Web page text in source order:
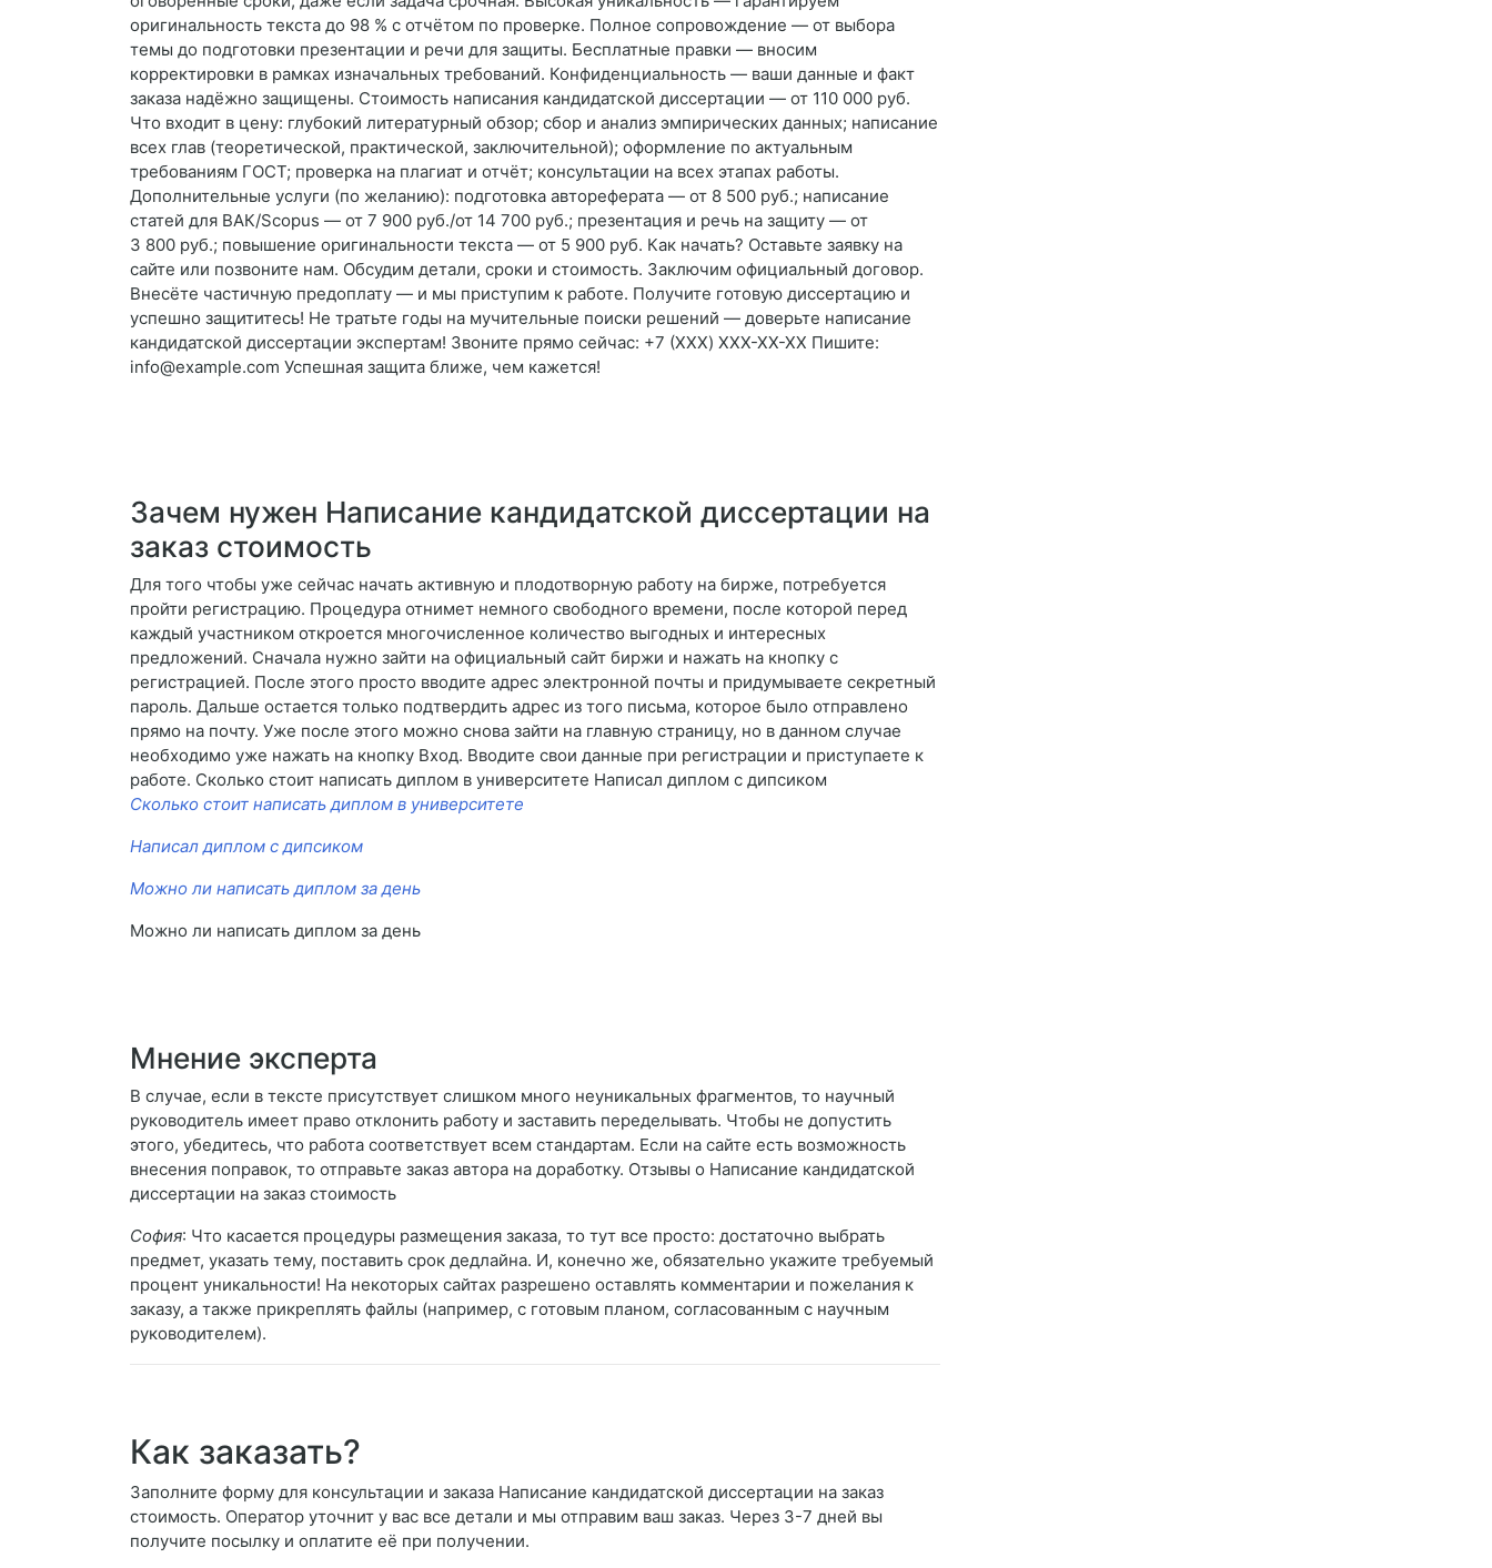
оригинальность текста до 98 % с отчётом по проверке. Полное сопровождение — от выбора
темы до подготовки презентации и речи для защиты. Бесплатные правки — вносим
корректировки в рамках изначальных требований. Конфиденциальность — ваши данные и факт
заказа надёжно защищены. Стоимость написания кандидатской диссертации — от 110 000 руб.
Что входит в цену: глубокий литературный обзор; сбор и анализ эмпирических данных; написание
всех глав (теоретической, практической, заключительной); оформление по актуальным
требованиям ГОСТ; проверка на плагиат и отчёт; консультации на всех этапах работы.
Дополнительные услуги (по желанию): подготовка автореферата — от 8 500 руб.; написание
статей для ВАК/Scopus — от 7 900 руб./от 14 700 руб.; презентация и речь на защиту — от
3 800 руб.; повышение оригинальности текста — от 5 900 руб. Как начать? Оставьте заявку на
сайте или позвоните нам. Обсудим детали, сроки и стоимость. Заключим официальный договор.
Внесёте частичную предоплату — и мы приступим к работе. Получите готовую диссертацию и
успешно защититесь! Не тратьте годы на мучительные поиски решений — доверьте написание
кандидатской диссертации экспертам! Звоните прямо сейчас: +7 (XXX) XXX-XX-XX Пишите:
info@example.com Успешная защита ближе, чем кажется!
Зачем нужен Написание кандидатской диссертации на
заказ стоимость
Для того чтобы уже сейчас начать активную и плодотворную работу на бирже, потребуется
пройти регистрацию. Процедура отнимет немного свободного времени, после которой перед
каждый участником откроется многочисленное количество выгодных и интересных
предложений. Сначала нужно зайти на официальный сайт биржи и нажать на кнопку с
регистрацией. После этого просто вводите адрес электронной почты и придумываете секретный
пароль. Дальше остается только подтвердить адрес из того письма, которое было отправлено
прямо на почту. Уже после этого можно снова зайти на главную страницу, но в данном случае
необходимо уже нажать на кнопку Вход. Вводите свои данные при регистрации и приступаете к
работе. Сколько стоит написать диплом в университете Написал диплом с дипсиком
Сколько стоит написать диплом в университете
Написал диплом с дипсиком
Можно ли написать диплом за день
Можно ли написать диплом за день
Мнение эксперта
В случае, если в тексте присутствует слишком много неуникальных фрагментов, то научный
руководитель имеет право отклонить работу и заставить переделывать. Чтобы не допустить
этого, убедитесь, что работа соответствует всем стандартам. Если на сайте есть возможность
внесения поправок, то отправьте заказ автора на доработку. Отзывы о Написание кандидатской
диссертации на заказ стоимость
София: Что касается процедуры размещения заказа, то тут все просто: достаточно выбрать
предмет, указать тему, поставить срок дедлайна. И, конечно же, обязательно укажите требуемый
процент уникальности! На некоторых сайтах разрешено оставлять комментарии и пожелания к
заказу, а также прикреплять файлы (например, с готовым планом, согласованным с научным
руководителем).
Как заказать?
Заполните форму для консультации и заказа Написание кандидатской диссертации на заказ
стоимость. Оператор уточнит у вас все детали и мы отправим ваш заказ. Через 3-7 дней вы
получите посылку и оплатите её при получении.